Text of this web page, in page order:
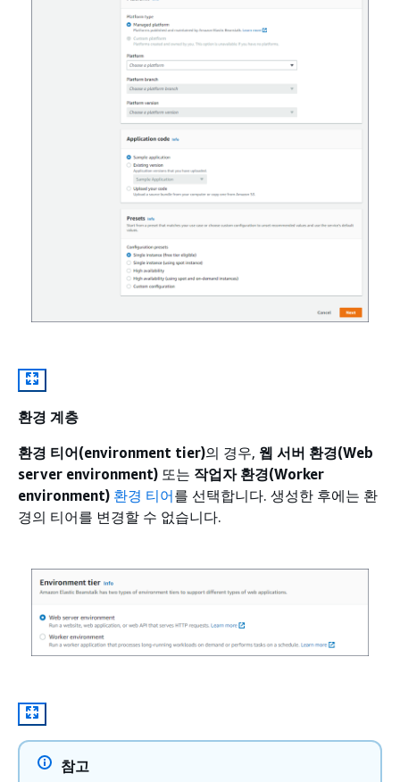
환경 계층
환경 티어(environment tier)의 경우, 웹 서버 환경(Web
server environment) 또는 작업자 환경(Worker
environment) 환경 티어를 선택합니다. 생성한 후에는 환
경의 티어를 변경할 수 없습니다.
참고